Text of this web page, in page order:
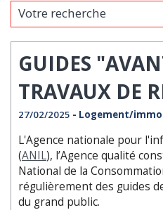
Votre recherche
GUIDES
TRAVAUX DE
27/02/2025 - Logement/
L'Agence nationale pour
(ANIL), l’Agence qualité
National de la
régulièrement des guides
du grand public.